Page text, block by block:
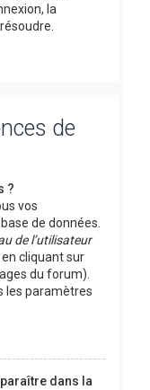
la
de
?
vos
de données.
de l’utilisateur
cliquant sur
du forum).
les paramètres
dans la